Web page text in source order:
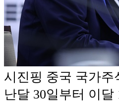
시진핑 중국 국가주
난달 30일부터 이